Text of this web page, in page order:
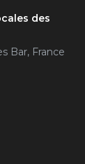
des
Bar, France